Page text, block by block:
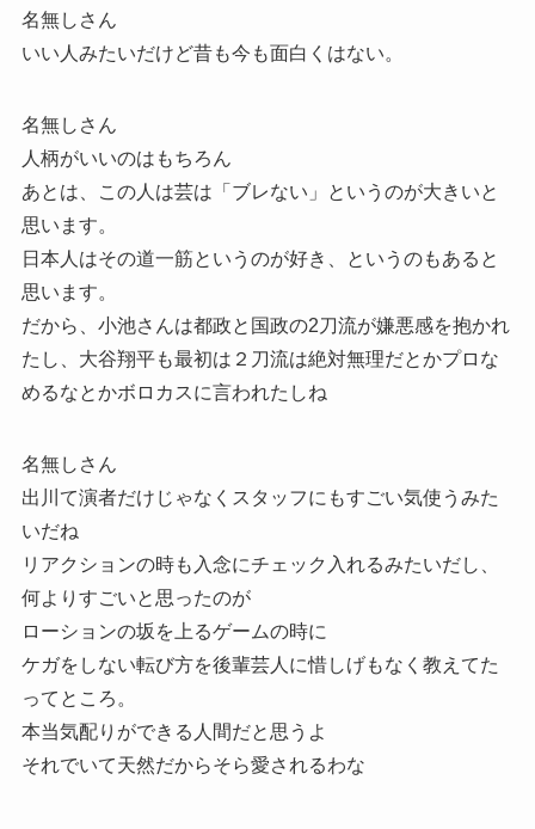
名無しさん
いい人みたいだけど昔も今も面白くはない。
名無しさん
人柄がいいのはもちろん
あとは、この人は芸は「ブレない」というのが大きいと
思います。
日本人はその道一筋というのが好き、というのもあると
思います。
だから、小池さんは都政と国政の2刀流が嫌悪感を抱かれ
たし、大谷翔平も最初は２刀流は絶対無理だとかプロな
めるなとかボロカスに言われたしね
名無しさん
出川て演者だけじゃなくスタッフにもすごい気使うみた
いだね
リアクションの時も入念にチェック入れるみたいだし、
何よりすごいと思ったのが
ローションの坂を上るゲームの時に
ケガをしない転び方を後輩芸人に惜しげもなく教えてた
ってところ。
本当気配りができる人間だと思うよ
それでいて天然だからそら愛されるわな